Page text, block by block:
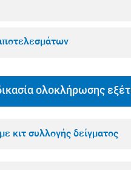
ολοκλήρωσης
κιτ συλλογής δείγματος